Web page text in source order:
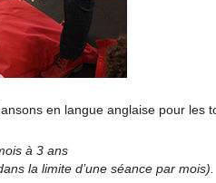
en langue anglaise pour les
à 3 ans
la limite d’une séance par mois).